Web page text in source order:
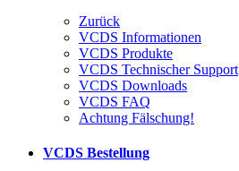
Zurück
VCDS Informationen
VCDS Produkte
VCDS Technischer Support
VCDS Downloads
VCDS FAQ
Achtung Fälschung!
VCDS Bestellung